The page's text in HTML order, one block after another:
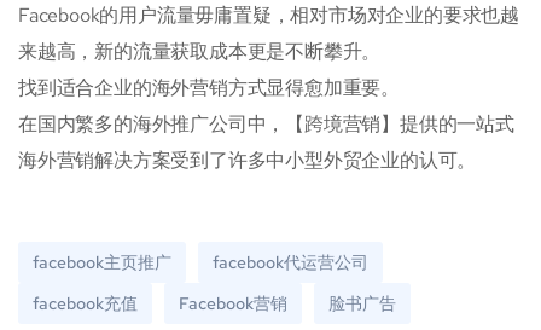
Facebook的用户流量毋庸置疑，相对市场对企业的要求也越
来越高，新的流量获取成本更是不断攀升。
找到适合企业的海外营销方式显得愈加重要。
在国内繁多的海外推广公司中，【跨境营销】提供的一站式
海外营销解决方案受到了许多中小型外贸企业的认可。
facebook主页推广
facebook代运营公司
facebook充值
Facebook营销 脸书广告